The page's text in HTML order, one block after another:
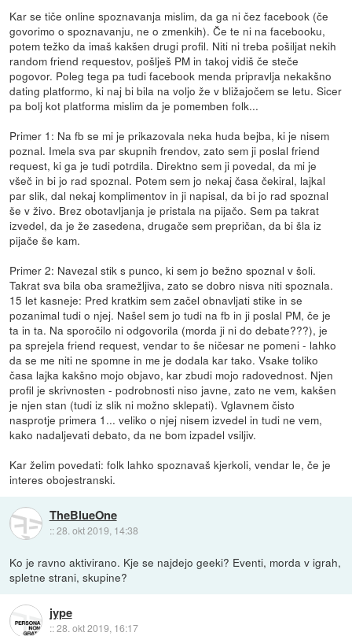
Kar se tiče online spoznavanja mislim, da ga ni čez facebook (če
govorimo o spoznavanju, ne o zmenkih). Če te ni na facebooku,
potem težko da imaš kakšen drugi profil. Niti ni treba pošiljat nekih
random friend requestov, pošlješ PM in takoj vidiš če steče
pogovor. Poleg tega pa tudi facebook menda pripravlja nekakšno
dating platformo, ki naj bi bila na voljo že v bližajočem se letu. Sicer
pa bolj kot platforma mislim da je pomemben folk...
Primer 1: Na fb se mi je prikazovala neka huda bejba, ki je nisem
poznal. Imela sva par skupnih frendov, zato sem ji poslal friend
request, ki ga je tudi potrdila. Direktno sem ji povedal, da mi je
všeč in bi jo rad spoznal. Potem sem jo nekaj časa čekiral, lajkal
par slik, dal nekaj komplimentov in ji napisal, da bi jo rad spoznal
še v živo. Brez obotavljanja je pristala na pijačo. Sem pa takrat
izvedel, da je že zasedena, drugače sem prepričan, da bi šla iz
pijače še kam.
Primer 2: Navezal stik s punco, ki sem jo bežno spoznal v šoli.
Takrat sva bila oba sramežljiva, zato se dobro nisva niti spoznala.
15 let kasneje: Pred kratkim sem začel obnavljati stike in se
pozanimal tudi o njej. Našel sem jo tudi na fb in ji poslal PM, če je
ta in ta. Na sporočilo ni odgovorila (morda ji ni do debate???), je
pa sprejela friend request, vendar to še ničesar ne pomeni - lahko
da se me niti ne spomne in me je dodala kar tako. Vsake toliko
časa lajka kakšno mojo objavo, kar zbudi mojo radovednost. Njen
profil je skrivnosten - podrobnosti niso javne, zato ne vem, kakšen
je njen stan (tudi iz slik ni možno sklepati). Vglavnem čisto
nasprotje primera 1... veliko o njej nisem izvedel in tudi ne vem,
kako nadaljevati debato, da ne bom izpadel vsiljiv.
Kar želim povedati: folk lahko spoznavaš kjerkoli, vendar le, če je
interes obojestranski.
TheBlueOne
::28. okt 2019, 14:38
Ko je ravno aktivirano. Kje se najdejo geeki? Eventi, morda v igrah,
spletne strani, skupine?
jype
::28. okt 2019, 16:17